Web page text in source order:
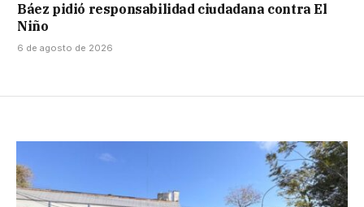
Báez pidió responsabilidad ciudadana contra El
Niño
6 de agosto de 2026